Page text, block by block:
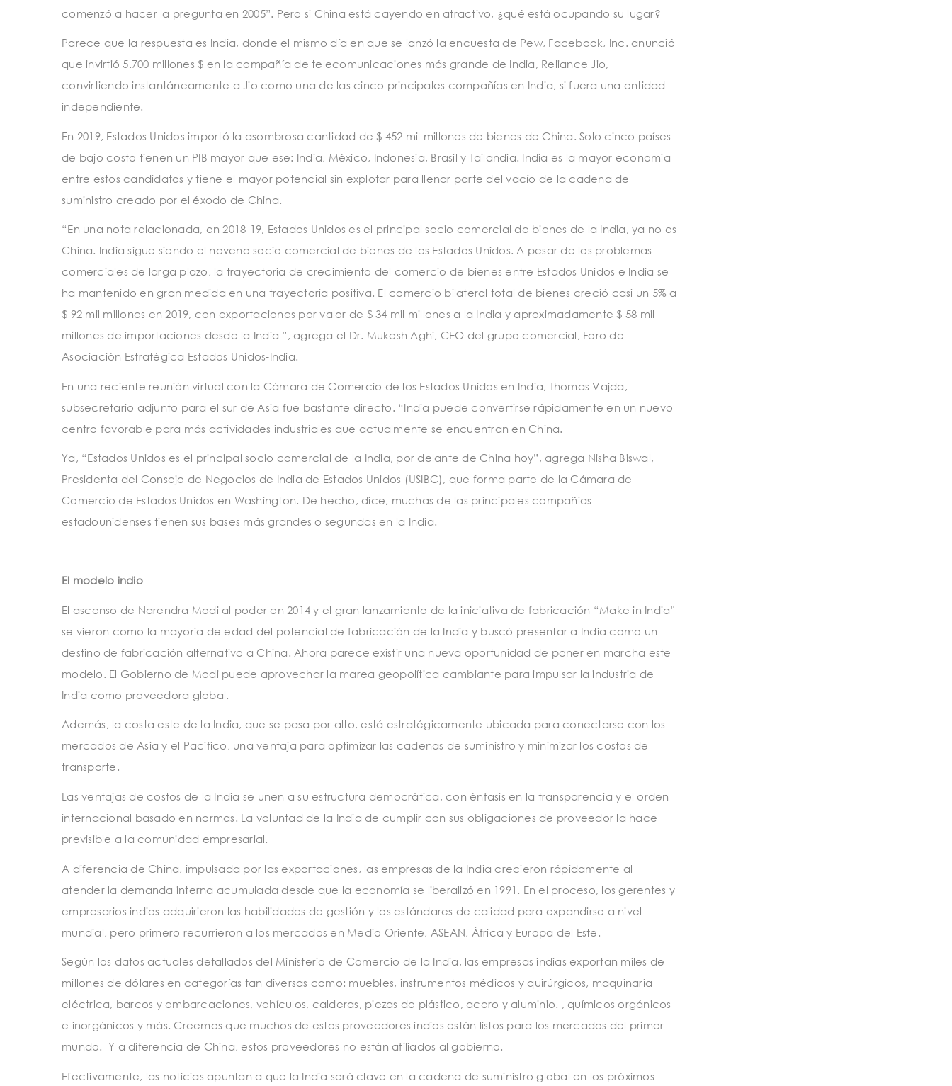
comenzó a hacer la pregunta en 2005”. Pero si China está cayendo en atractivo, ¿qué está ocupando su lugar?
Parece que la respuesta es India, donde el mismo día en que se lanzó la encuesta de Pew, Facebook, Inc. anunció
que invirtió 5.700 millones $ en la compañía de telecomunicaciones más grande de India, Reliance Jio,
convirtiendo instantáneamente a Jio como una de las cinco principales compañías en India, si fuera una entidad
independiente.
En 2019, Estados Unidos importó la asombrosa cantidad de $ 452 mil millones de bienes de China. Solo cinco países
de bajo costo tienen un PIB mayor que ese: India, México, Indonesia, Brasil y Tailandia. India es la mayor economía
entre estos candidatos y tiene el mayor potencial sin explotar para llenar parte del vacío de la cadena de
suministro creado por el éxodo de China.
“En una nota relacionada, en 2018-19, Estados Unidos es el principal socio comercial de bienes de la India, ya no es
China. India sigue siendo el noveno socio comercial de bienes de los Estados Unidos. A pesar de los problemas
comerciales de larga plazo, la trayectoria de crecimiento del comercio de bienes entre Estados Unidos e India se
ha mantenido en gran medida en una trayectoria positiva. El comercio bilateral total de bienes creció casi un 5% a
$ 92 mil millones en 2019, con exportaciones por valor de $ 34 mil millones a la India y aproximadamente $ 58 mil
millones de importaciones desde la India ”, agrega el Dr. Mukesh Aghi, CEO del grupo comercial, Foro de
Asociación Estratégica Estados Unidos-India.
En una reciente reunión virtual con la Cámara de Comercio de los Estados Unidos en India, Thomas Vajda,
subsecretario adjunto para el sur de Asia fue bastante directo. “India puede convertirse rápidamente en un nuevo
centro favorable para más actividades industriales que actualmente se encuentran en China.
Ya, “Estados Unidos es el principal socio comercial de la India, por delante de China hoy”, agrega Nisha Biswal,
Presidenta del Consejo de Negocios de India de Estados Unidos (USIBC), que forma parte de la Cámara de
Comercio de Estados Unidos en Washington. De hecho, dice, muchas de las principales compañías
estadounidenses tienen sus bases más grandes o segundas en la India.
El modelo indio
El ascenso de Narendra Modi al poder en 2014 y el gran lanzamiento de la iniciativa de fabricación “Make in India”
se vieron como la mayoría de edad del potencial de fabricación de la India y buscó presentar a India como un
destino de fabricación alternativo a China. Ahora parece existir una nueva oportunidad de poner en marcha este
modelo. El Gobierno de Modi puede aprovechar la marea geopolítica cambiante para impulsar la industria de
India como proveedora global.
Además, la costa este de la India, que se pasa por alto, está estratégicamente ubicada para conectarse con los
mercados de Asia y el Pacífico, una ventaja para optimizar las cadenas de suministro y minimizar los costos de
transporte.
Las ventajas de costos de la India se unen a su estructura democrática, con énfasis en la transparencia y el orden
internacional basado en normas. La voluntad de la India de cumplir con sus obligaciones de proveedor la hace
previsible a la comunidad empresarial.
A diferencia de China, impulsada por las exportaciones, las empresas de la India crecieron rápidamente al
atender la demanda interna acumulada desde que la economía se liberalizó en 1991. En el proceso, los gerentes y
empresarios indios adquirieron las habilidades de gestión y los estándares de calidad para expandirse a nivel
mundial, pero primero recurrieron a los mercados en Medio Oriente, ASEAN, África y Europa del Este.
Según los datos actuales detallados del Ministerio de Comercio de la India, las empresas indias exportan miles de
millones de dólares en categorías tan diversas como: muebles, instrumentos médicos y quirúrgicos, maquinaria
eléctrica, barcos y embarcaciones, vehículos, calderas, piezas de plástico, acero y aluminio. , químicos orgánicos
e inorgánicos y más. Creemos que muchos de estos proveedores indios están listos para los mercados del primer
mundo. Y a diferencia de China, estos proveedores no están afiliados al gobierno.
Efectivamente, las noticias apuntan a que la India será clave en la cadena de suministro global en los próximos